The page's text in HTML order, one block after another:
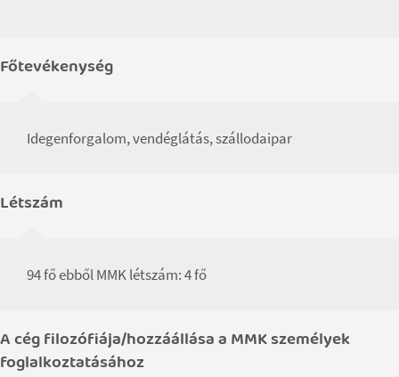
Főtevékenység
Idegenforgalom, vendéglátás, szállodaipar
Létszám
94 fő ebből MMK létszám: 4 fő
A cég filozófiája/hozzáállása a MMK személyek
foglalkoztatásához